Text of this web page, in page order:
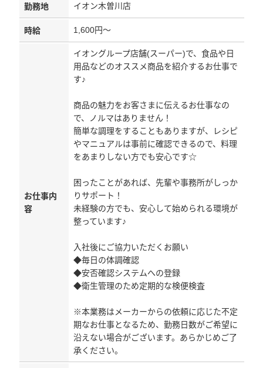
勤務地 イオン木曽川店
時給 1,600円～
お仕事内
容
イオングループ店舗(スーパー)で、食品や日
用品などのオススメ商品を紹介するお仕事で
す♪
商品の魅力をお客さまに伝えるお仕事なの
で、ノルマはありません！
簡単な調理をすることもありますが、レシピ
やマニュアルは事前に確認できるので、料理
をあまりしない方でも安心です☆
困ったことがあれば、先輩や事務所がしっか
りサポート！
未経験の方でも、安心して始められる環境が
整っています♪
入社後にご協力いただくお願い
◆毎日の体調確認
◆安否確認システムへの登録
◆衛生管理のため定期的な検便検査
※本業務はメーカーからの依頼に応じた不定
期なお仕事となるため、勤務日数がご希望に
沿えない場合がございます。あらかじめご了
承ください。